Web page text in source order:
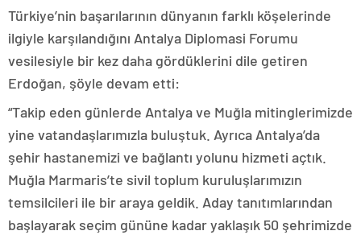
Türkiye’nin başarılarının dünyanın farklı köşelerinde
ilgiyle karşılandığını Antalya Diplomasi Forumu
vesilesiyle bir kez daha gördüklerini dile getiren
Erdoğan, şöyle devam etti:
“Takip eden günlerde Antalya ve Muğla mitinglerimizde
yine vatandaşlarımızla buluştuk. Ayrıca Antalya’da
şehir hastanemizi ve bağlantı yolunu hizmeti açtık.
Muğla Marmaris’te sivil toplum kuruluşlarımızın
temsilcileri ile bir araya geldik. Aday tanıtımlarından
başlayarak seçim gününe kadar yaklaşık 50 şehrimizde